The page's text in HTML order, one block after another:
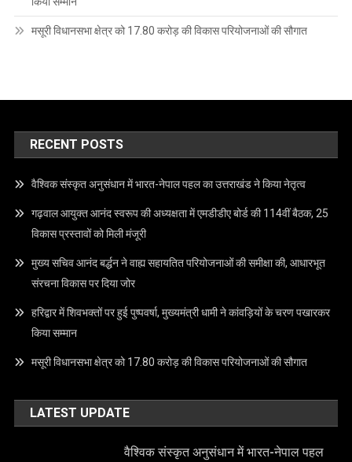
मसूरी विधानसभा क्षेत्र को 17.80 करोड़ की विकास परियोजनाओं की सौगात
RECENT POSTS
वैश्विक संस्कृत अनुसंधान में भारत-नेपाल पहल का उत्तराखंड ने किया नेतृत्व
गढ़वाल आयुक्त आनंद स्वरूप की अध्यक्षता में एमडीडीए बोर्ड की 114वीं बैठक, 25
विकास प्रस्तावों को मिली मंजूरी
मुख्य सचिव आनंद बर्द्धन ने वाह्य सहायतित परियोजनाओं की समीक्षा की, आधारभूत
संरचना विकास पर दिया जोर
हरिद्वार में शिवभक्तों पर हुई पुष्पवर्षा, मुख्यमंत्री धामी ने कांवड़ियों के चरण पखारकर
किया सम्मान
मसूरी विधानसभा क्षेत्र को 17.80 करोड़ की विकास परियोजनाओं की सौगात
LATEST UPDATE
वैश्विक संस्कृत अनुसंधान में भारत-नेपाल पहल